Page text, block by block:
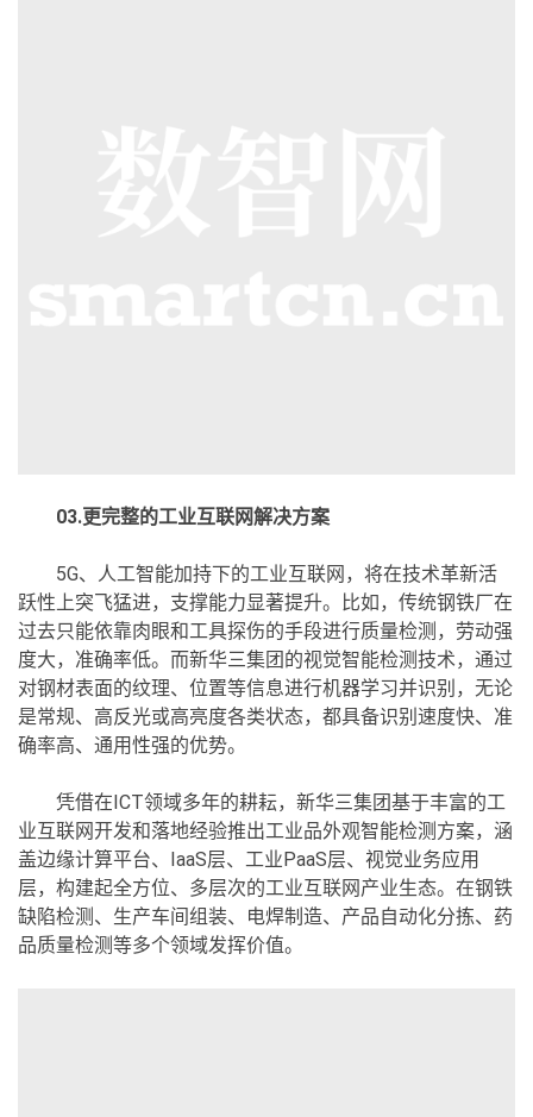
03.更完整的工业互联网解决方案
5G、人工智能加持下的工业互联网，将在技术革新活
跃性上突飞猛进，支撑能力显著提升。比如，传统钢铁厂在
过去只能依靠肉眼和工具探伤的手段进行质量检测，劳动强
度大，准确率低。而新华三集团的视觉智能检测技术，通过
对钢材表面的纹理、位置等信息进行机器学习并识别，无论
是常规、高反光或高亮度各类状态，都具备识别速度快、准
确率高、通用性强的优势。
凭借在ICT领域多年的耕耘，新华三集团基于丰富的工
业互联网开发和落地经验推出工业品外观智能检测方案，涵
盖边缘计算平台、IaaS层、工业PaaS层、视觉业务应用
层，构建起全方位、多层次的工业互联网产业生态。在钢铁
缺陷检测、生产车间组装、电焊制造、产品自动化分拣、药
品质量检测等多个领域发挥价值。